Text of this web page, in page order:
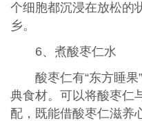
个细胞都沉浸在放松的
乡。
6、煮酸枣仁水
酸枣仁有“东方睡
典食材。可以将酸枣仁
配，既能借酸枣仁滋养